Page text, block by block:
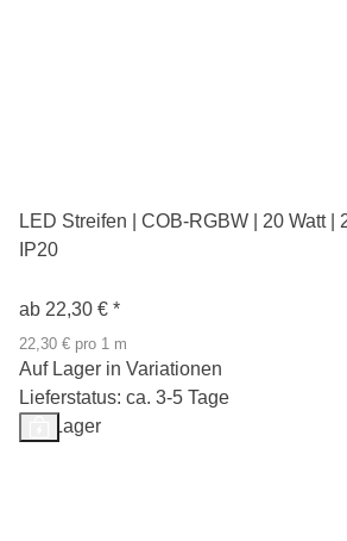
LED Streifen | COB-RGBW | 20 Watt |
IP20
ab 22,30 € *
22,30 € pro 1 m
Auf Lager in Variationen
Lieferstatus: ca. 3-5 Tage
Auf Lager